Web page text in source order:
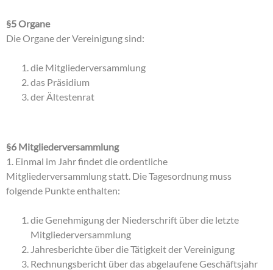
§5 Organe
Die Organe der Vereinigung sind:
die Mitgliederversammlung
das Präsidium
der Ältestenrat
§6 Mitgliederversammlung
1. Einmal im Jahr findet die ordentliche
Mitgliederversammlung statt. Die Tagesordnung muss
folgende Punkte enthalten:
die Genehmigung der Niederschrift über die letzte
Mitgliederversammlung
Jahresberichte über die Tätigkeit der Vereinigung
Rechnungsbericht über das abgelaufene Geschäftsjahr